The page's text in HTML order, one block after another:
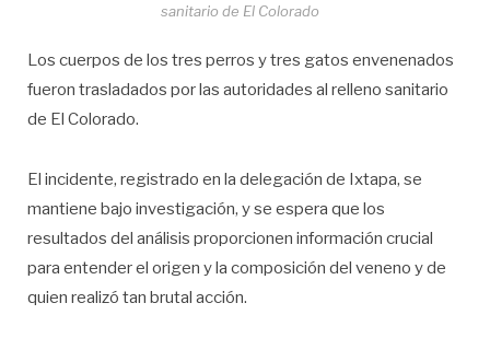
sanitario de El Colorado
Los cuerpos de los tres perros y tres gatos envenenados
fueron trasladados por las autoridades al relleno sanitario
de El Colorado.
El incidente, registrado en la delegación de Ixtapa, se
mantiene bajo investigación, y se espera que los
resultados del análisis proporcionen información crucial
para entender el origen y la composición del veneno y de
quien realizó tan brutal acción.